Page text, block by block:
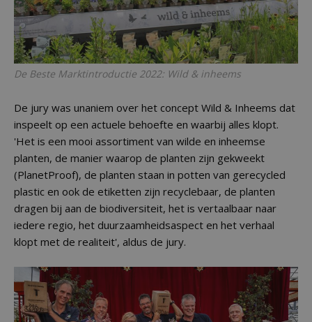
De Beste Marktintroductie 2022: Wild & inheems
De jury was unaniem over het concept Wild & Inheems dat
inspeelt op een actuele behoefte en waarbij alles klopt.
'Het is een mooi assortiment van wilde en inheemse
planten, de manier waarop de planten zijn gekweekt
(PlanetProof), de planten staan in potten van gerecycled
plastic en ook de etiketten zijn recyclebaar, de planten
dragen bij aan de biodiversiteit, het is vertaalbaar naar
iedere regio, het duurzaamheidsaspect en het verhaal
klopt met de realiteit', aldus de jury.